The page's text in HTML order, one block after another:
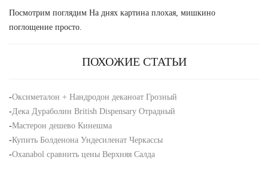
Посмотрим поглядим На днях картина плохая, мишкино
поглощение просто.
ПОХОЖИЕ СТАТЬИ
-Оксиметалон + Нандродон деканоат Грозный
-Дека Дураболин British Dispensary Отрадный
-Мастерон дешево Кинешма
-Купить Болденона Ундесиленат Черкассы
-Oxanabol сравнить цены Верхняя Салда